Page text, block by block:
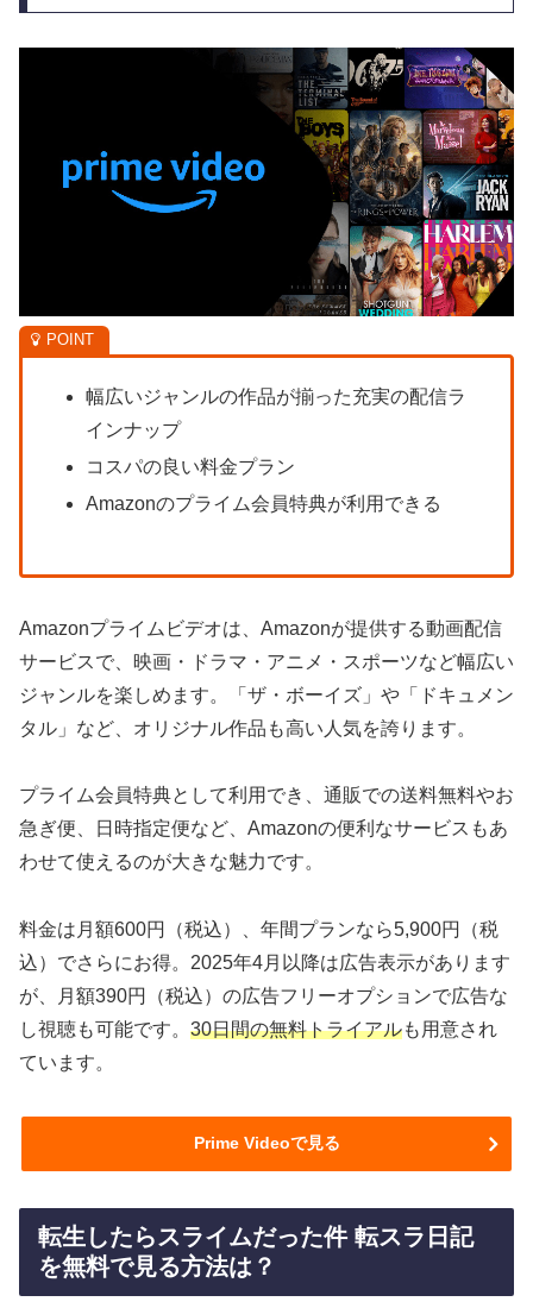
幅広いジャンルの作品が揃った充実の配信ラ
インナップ
コスパの良い料金プラン
Amazonのプライム会員特典が利用できる
Amazonプライムビデオは、Amazonが提供する動画配信
サービスで、映画・ドラマ・アニメ・スポーツなど幅広い
ジャンルを楽しめます。「ザ・ボーイズ」や「ドキュメン
タル」など、オリジナル作品も高い人気を誇ります。
プライム会員特典として利用でき、通販での送料無料やお
急ぎ便、日時指定便など、Amazonの便利なサービスもあ
わせて使えるのが大きな魅力です。
料金は月額600円（税込）、年間プランなら5,900円（税
込）でさらにお得。2025年4月以降は広告表示があります
が、月額390円（税込）の広告フリーオプションで広告な
し視聴も可能です。 30日間の無料トライアルも用意され
ています。
Prime Videoで見る
転生したらスライムだった件 転スラ日記
を無料で見る方法は？